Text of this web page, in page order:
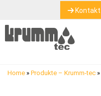
Kontakt
Home » Produkte – Krumm-tec »